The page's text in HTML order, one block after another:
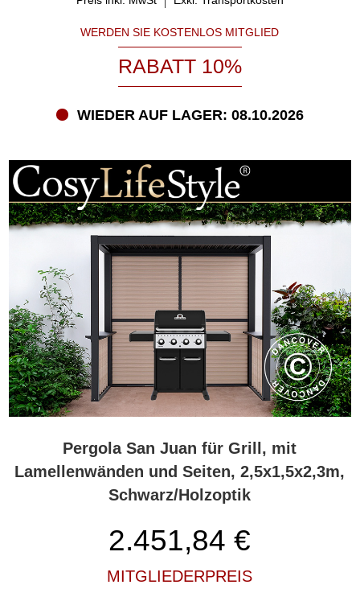
WERDEN SIE KOSTENLOS MITGLIED
RABATT 10%
WIEDER AUF LAGER: 08.10.2026
Pergola San Juan für Grill, mit
Lamellenwänden und Seiten, 2,5x1,5x2,3m,
Schwarz/Holzoptik
2.451,84 €
MITGLIEDERPREIS